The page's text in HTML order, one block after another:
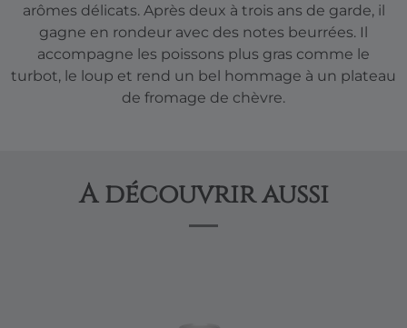
arômes délicats. Après deux à trois ans de garde, il
gagne en rondeur avec des notes beurrées. Il
accompagne les poissons plus gras comme le
turbot, le loup et rend un bel hommage à un plateau
de fromage de chèvre.
A découvrir aussi